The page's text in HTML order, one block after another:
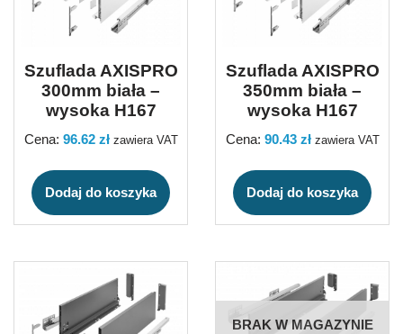
Szuflada AXISPRO
300mm biała –
wysoka H167
Cena: 96.62 zł zawiera VAT
Dodaj do koszyka
Szuflada AXISPRO
350mm biała –
wysoka H167
Cena: 90.43 zł zawiera VAT
Dodaj do koszyka
BRAK W MAGAZYNIE